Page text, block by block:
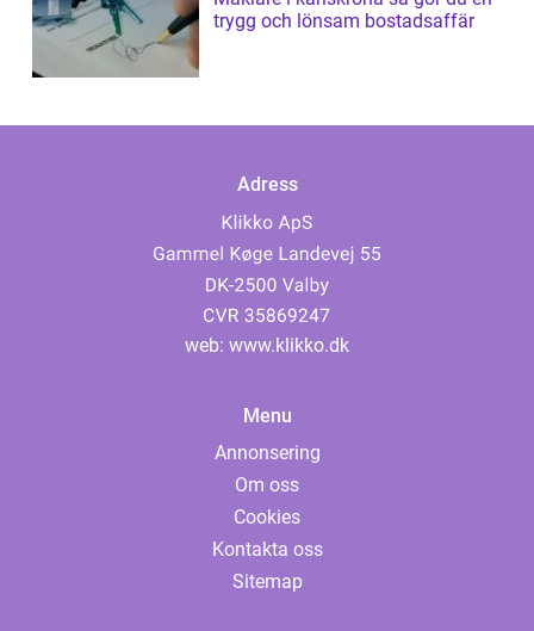
trygg och lönsam bostadsaffär
Adress
web: www.klikko.dk
Menu
Annonsering
Om oss
Cookies
Kontakta oss
Sitemap